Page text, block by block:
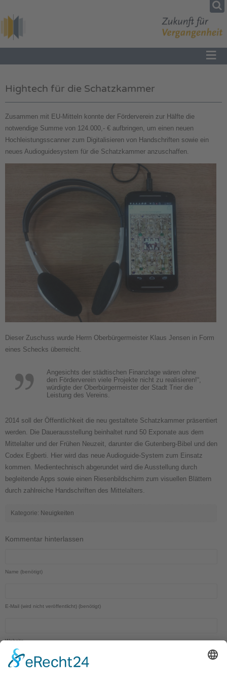
≡
Hightech für die Schatzkammer
Zusammen mit EU-Mitteln konnte der Förderverein zur Hälfte die
notwendige Summe von 124.000,- € aufbringen, um einen neuen
Hochleistungsscanner zum Digitalisieren von Handschriften sowie ein
neues Audioguidesystem für die Schatzkammer anzuschaffen.
Dieser Zuschuss wurde Herrn Oberbürgermeister Klaus Jensen in Form
eines Schecks überreicht.
Angesichts der städtischen Finanzlage wären ohne
den Förderverein viele Projekte nicht zu realisieren!“,
würdigte der Oberbürgermeister der Stadt Trier die
Leistung des Vereins.
2014 soll der Öffentlichkeit die neu gestaltete Schatzkammer präsentiert
werden. Die Dauerausstellung beinhaltet rund 50 Exponate aus dem
Mittelalter und der Frühen Neuzeit, darunter die Gutenberg-Bibel und den
Codex Egberti. Hier wird das neue Audioguide-System zum Einsatz
kommen. Medientechnisch abgerundet wird die Ausstellung durch
begleitende Apps sowie einen Riesenbildschirm zum visuellen Blättern
durch zahlreiche Handschriften des Mittelalters.
Kategorie: Neuigkeiten
Kommentar hinterlassen
Name (benötigt)
E-Mail (wird nicht veröffentlicht) (benötigt)
Website